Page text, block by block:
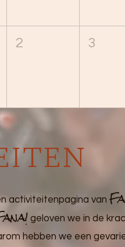
2 3
activiteitenpagina van
geloven we in de
hebben we een